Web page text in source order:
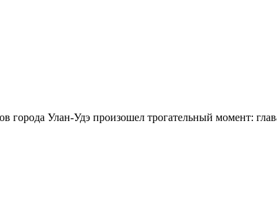
Улан-Удэ произошел трогательный момент: